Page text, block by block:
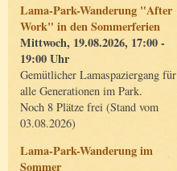
Lama-Park-Wanderung "After
Work" in den Sommerferien
Mittwoch, 19.08.2026, 17:00 -
19:00 Uhr
Gemütlicher Lamaspaziergang für
alle Generationen im Park.
Noch 8 Plätze frei (Stand vom
03.08.2026)
Lama-Park-Wanderung im
Sommer